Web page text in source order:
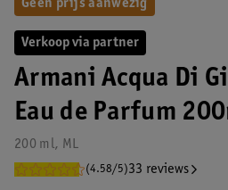
Verkoop via partner
Armani Acqua Di
Eau de Parfum
200 ml, ML
(4.58/5)33 reviews
Geen prijs aanwezig